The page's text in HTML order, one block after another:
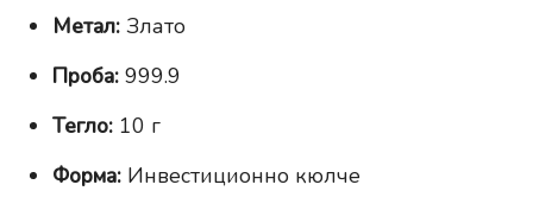
Метал: Злато
Проба: 999.9
Тегло: 10 г
Форма: Инвестиционно кюлче